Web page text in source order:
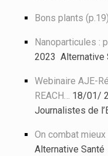
Bons plants (p.19)
Nanoparticules :
2023 Alternative
Webinaire AJE-
REACH… 18/01/
Journalistes de
On combat mieux
Alternative Santé